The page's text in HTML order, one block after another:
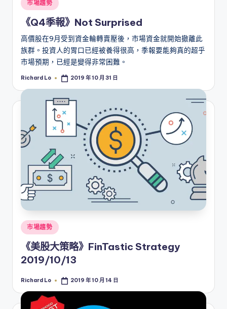
in
市場趨勢
《Q4季報》Not Surprised
高價股在9月受到資金輪轉賣壓後，市場資金就開始撤離此
族群。投資人的胃口已經被養得很高，季報要能夠真的超乎
市場預期，已經是變得非常困難。
Posted
Richard Lo 2019 年 10 月 31 日
Posted
in
市場趨勢
《美股大策略》FinTastic Strategy
2019/10/13
Posted
Richard Lo 2019 年 10 月 14 日